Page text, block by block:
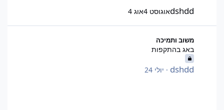
dshddאוגוסט 4 אוג 4
משוב ותמיכה
באג בהתקפות
dshdd
· יולי 24